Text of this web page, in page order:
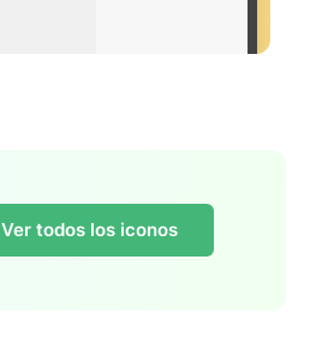
Ver todos los iconos